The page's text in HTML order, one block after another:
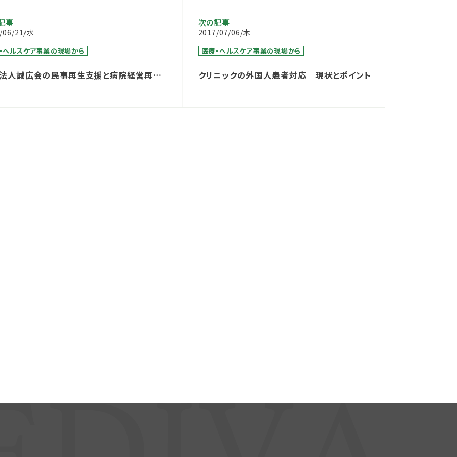
事
06/21/水
ヘルスケア事業の現場から
人誠広会の民事再生支援と病院経営再生
次の記事
2017/07/06/木
医療・ヘルスケア事業の現場から
クリニックの外国人患者対応 現状とポイント